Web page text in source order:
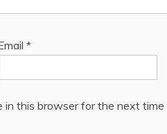
*
in this browser for the next time